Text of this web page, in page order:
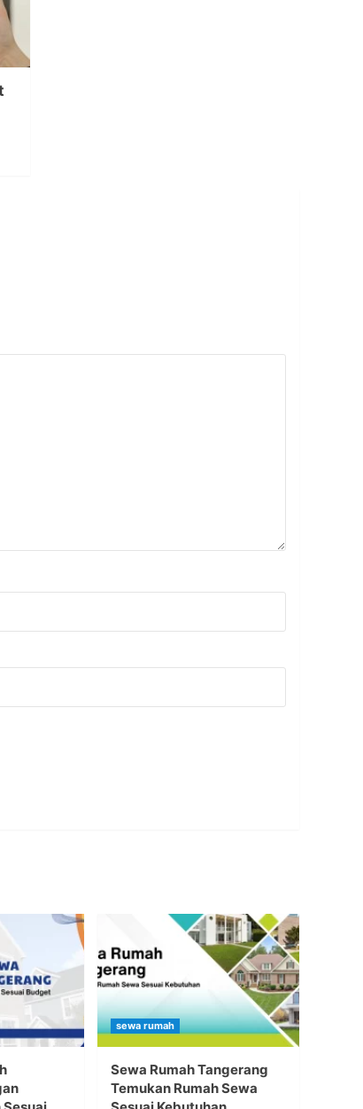
sewa rumah
Sewa Rumah Tangerang
Temukan Rumah Sewa